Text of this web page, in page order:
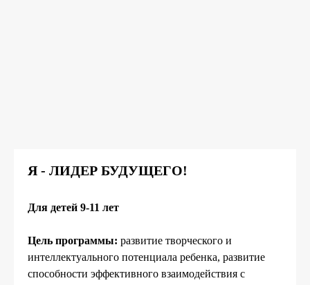
Я - ЛИДЕР БУДУЩЕГО!
Для детей 9-11 лет
Цель программы: развитие творческого и
интеллектуального потенциала ребенка, развитие
способности эффективного взаимодействия с